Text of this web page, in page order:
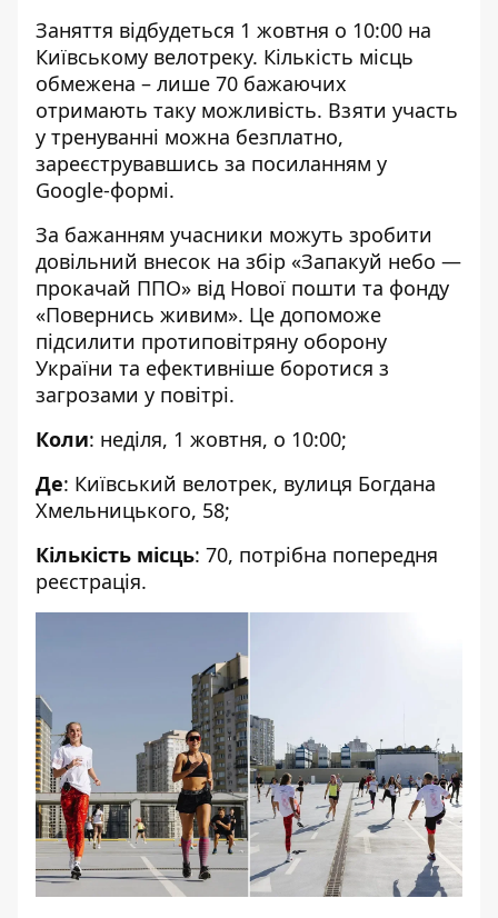
Заняття відбудеться 1 жовтня о 10:00 на
Київському велотреку. Кількість місць
обмежена – лише 70 бажаючих
отримають таку можливість. Взяти участь
у тренуванні можна безплатно,
зареєструвавшись за посиланням у
Google-формі.
За бажанням учасники можуть зробити
довільний внесок на збір «Запакуй небо —
прокачай ППО» від Нової пошти та фонду
«Повернись живим». Це допоможе
підсилити протиповітряну оборону
України та ефективніше боротися з
загрозами у повітрі.
Коли: неділя, 1 жовтня, о 10:00;
Де: Київський велотрек, вулиця Богдана
Хмельницького, 58;
Кількість місць: 70, потрібна попередня
реєстрація.